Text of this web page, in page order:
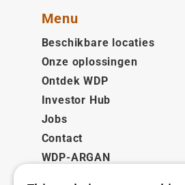
Menu
Beschikbare locaties
Onze oplossingen
Ontdek WDP
Investor Hub
Jobs
Contact
WDP-ARGAN